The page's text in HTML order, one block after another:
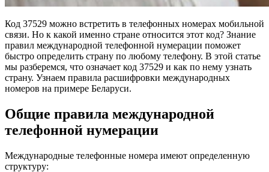
Код 37529 можно встретить в телефонных номерах мобильной
связи. Но к какой именно стране относится этот код? Знание
правил международной телефонной нумерации поможет
быстро определить страну по любому телефону. В этой статье
мы разберемся, что означает код 37529 и как по нему узнать
страну. Узнаем правила расшифровки международных
номеров на примере Беларуси.
Общие правила международной
телефонной нумерации
Международные телефонные номера имеют определенную
структуру: